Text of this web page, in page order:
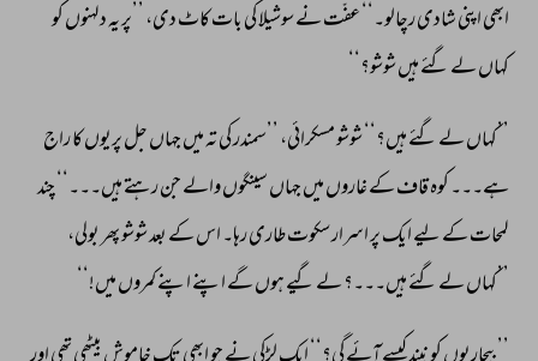
ابھی اپنی شادی رچالو۔‘‘ عفّت نے سوشیلا کی بات کاٹ دی، ’’پر یہ دلہنوں کو
کہاں لے گئے ہیں شوشو؟‘‘
’’کہاں لے گئے ہیں؟‘‘ شوشو مسکرائی، ’’سمندر کی تہ میں جہاں جل پریوں کا راج
ہے۔۔۔ کوہ قاف کے غاروں میں جہاں سینگوں والے جن رہتے ہیں۔۔۔‘‘ چند
لمحات کے لیے ایک پر اسرار سکوت طاری رہا۔ اس کے بعد شوشو پھر بولی،
’’کہاں لے گئے ہیں۔۔۔؟ لے گیے ہوں گے اپنے اپنے کمروں میں!‘‘